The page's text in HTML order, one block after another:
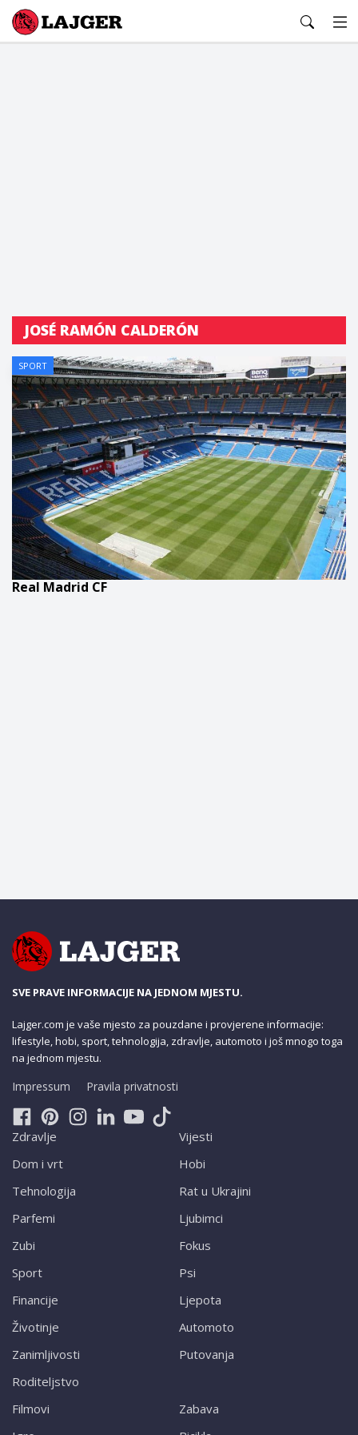
Lajger
JOSÉ RAMÓN CALDERÓN
SPORT
Real Madrid CF
SVE PRAVE INFORMACIJE NA JEDNOM MJESTU.
Lajger.com je vaše mjesto za pouzdane i provjerene informacije:
lifestyle, hobi, sport, tehnologija, zdravlje, automoto i još mnogo toga
na jednom mjestu.
Impressum Pravila privatnosti
Zdravlje
Dom i vrt
Tehnologija
Parfemi
Zubi
Sport
Financije
Životinje
Zanimljivosti
Roditeljstvo
Vijesti
Hobi
Rat u Ukrajini
Ljubimci
Fokus
Psi
Ljepota
Automoto
Putovanja
Filmovi
Zabava